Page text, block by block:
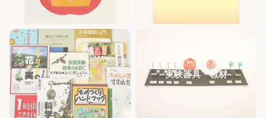
仮説社の本 実験器具・教材